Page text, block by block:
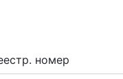
номер